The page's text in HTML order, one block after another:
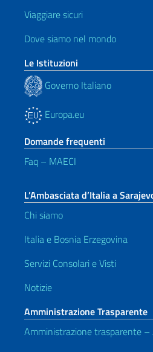
Viaggiare sicuri
Dove siamo nel mondo
Le Istituzioni
Governo Italiano
Europa.eu
Domande frequenti
Faq – MAECI
L’Ambasciata d’Italia a
Chi siamo
Italia e Bosnia Erzegovina
Servizi Consolari e Visti
Notizie
Amministrazione Trasparente
Amministrazione trasparente –